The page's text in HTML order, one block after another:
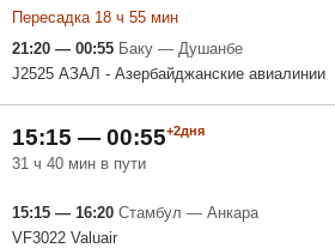
Пересадка 18 ч 55 мин
21:20 — 00:55 Баку — Душанбе
J2525 АЗАЛ - Азербайджанские авиалинии
15:15 — 00:55+2дня
31 ч 40 мин в пути
15:15 — 16:20 Стамбул — Анкара
VF3022 Valuair